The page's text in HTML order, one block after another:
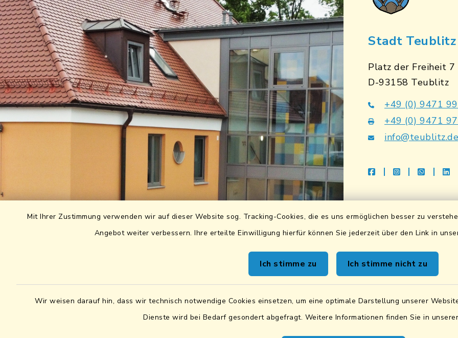
Mit Ihrer Zustimmung verwenden wir auf dieser Website sog. Tracking-Cookies, die es uns ermöglichen besser zu
Angebot weiter verbessern. Ihre erteilte Einwilligung hierfür können Sie jederzeit über den Link in
Ich stimme zu Ich stimme nicht zu
Wir weisen darauf hin, dass wir technisch notwendige Cookies einsetzen, um eine optimale Darstellung unserer
Dienste wird bei Bedarf gesondert abgefragt. Weitere Informationen finden Sie in
Stadt Teublitz
Platz der Freiheit 7
D-93158 Teublitz
+49 (0) 9471
+49 (0) 9471
info@teublitz.de
facebookinstagram
Sparkasse Lkrs.
BIC: BYLADEM1SAD
VR Bank Mittlere
DE87 7506 9171
BIC: GENODEF1SWD
UID:DE131842019